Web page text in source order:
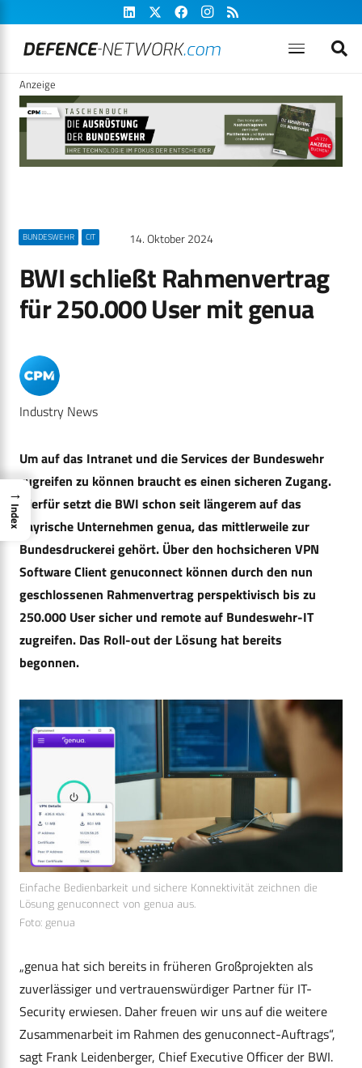
Anzeige
BUNDESWEHR CIT 14. Oktober 2024
BWI schließt Rahmenvertrag
für 250.000 User mit genua
Industry News
Um auf das Intranet und die Services der Bundeswehr
zugreifen zu können braucht es einen sicheren Zugang.
Hierfür setzt die BWI schon seit längerem auf das
bayrische Unternehmen genua, das mittlerweile zur
Bundesdruckerei gehört. Über den hochsicheren VPN
Software Client genuconnect können durch den nun
geschlossenen Rahmenvertrag perspektivisch bis zu
250.000 User sicher und remote auf Bundeswehr-IT
zugreifen. Das Roll-out der Lösung hat bereits
begonnen.
Einfache Bedienbarkeit und sichere Konnektivität zeichnen die
Lösung genuconnect von genua aus.
Foto: genua
„genua hat sich bereits in früheren Großprojekten als
zuverlässiger und vertrauenswürdiger Partner für IT-
Security erwiesen. Daher freuen wir uns auf die weitere
Zusammenarbeit im Rahmen des genuconnect-Auftrags“,
sagt Frank Leidenberger, Chief Executive Officer der BWI.
→
Index